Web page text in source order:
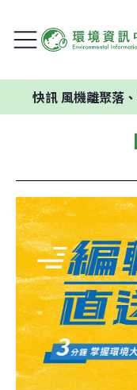
風機離聚落、學校過